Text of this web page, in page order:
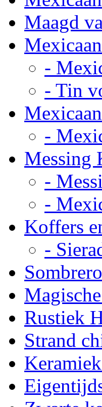
Maagd
-
- Tin
-
Messing
-
-
Koffers
-
Rustiek
Strand